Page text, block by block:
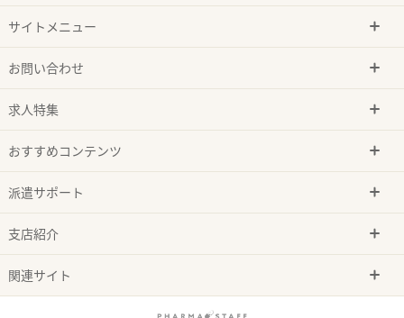
サイトメニュー
お問い合わせ
求人特集
おすすめコンテンツ
派遣サポート
支店紹介
関連サイト